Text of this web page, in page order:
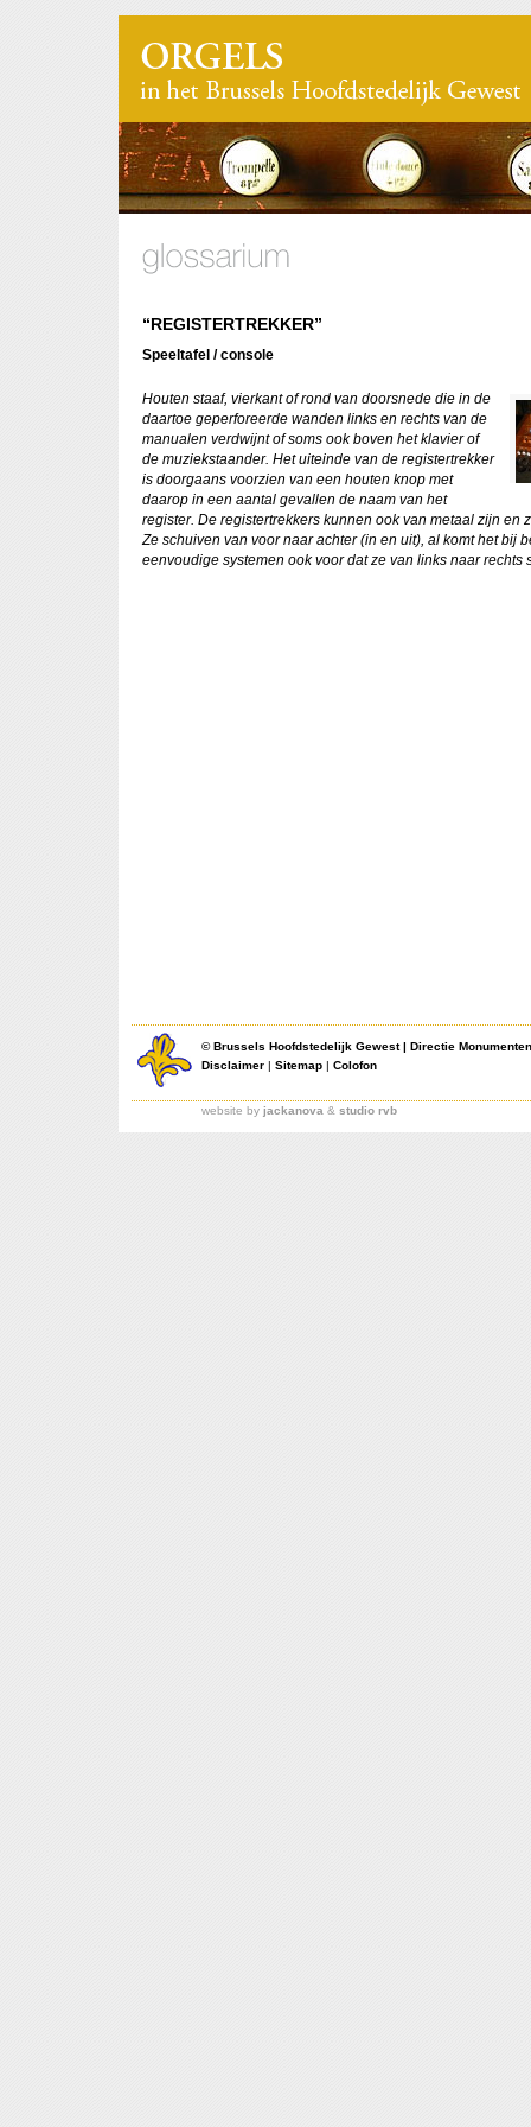
“REGISTERTREKKER”
Speeltafel / console
Houten staaf, vierkant of rond van doorsnede die in de
daartoe geperforeerde wanden links en rechts van de
manualen verdwijnt of soms ook boven het klavier of
de muziekstaander. Het uiteinde van de registertrekker
is doorgaans voorzien van een houten knop met
daarop in een aantal gevallen de naam van het
register. De registertrekkers kunnen ook van metaal zijn en
Ze schuiven van voor naar achter (in en uit), al komt het bij
eenvoudige systemen ook voor dat ze van links naar rechts
©Brussels Hoofdstedelijk Gewest| Directie
Disclaimer | Sitemap | Colofon
website by jackanova & studio rvb